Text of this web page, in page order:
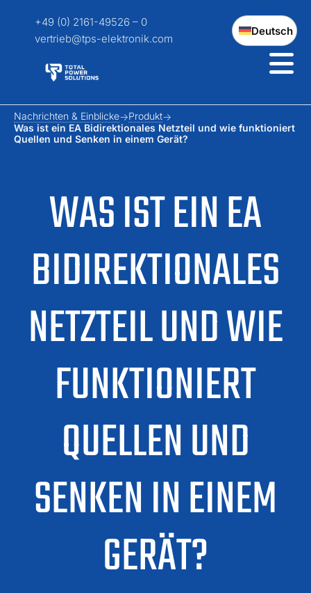
+49 (0) 2161-49526 – 0
vertrieb@tps-elektronik.com
Deutsch
WAS IST EIN EA
BIDIREKTIONALES
NETZTEIL UND WIE
FUNKTIONIERT
QUELLEN UND
SENKEN IN EINEM
GERÄT?
Nachrichten & Einblicke
Produkt
Was ist ein EA Bidirektionales Netzteil und wie funktioniert
Quellen und Senken in einem Gerät?